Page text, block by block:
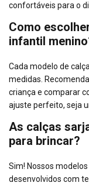
confortáveis para o
Como
infantil
Cada modelo de
medidas.
criança e comparar
ajuste perfeito, seja
As calças
para brincar?
Sim! Nossos
desenvolvidos com